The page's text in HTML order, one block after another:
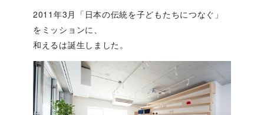
2011年3月「日本の伝統を子どもたちにつなぐ」
をミッションに、
和えるは誕生しました。